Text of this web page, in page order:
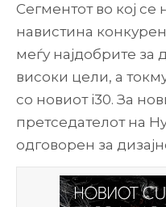
Сегментот во кој се
навистина
меѓу најдобрите за
високи цели, а
со новиот i30. За
претседателот на
одговорен за